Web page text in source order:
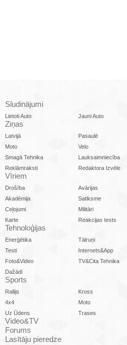
Sludinājumi
Lietoti Auto Jauni Auto
Ziņas
Latvijā Pasaulē
Moto
Velo
Smagā Tehnika
Lauksaimniecība
Reklāmraksti
Redaktora Izvēle
Vīriem
Drošība Avārijas
Akadēmija
Satiksme
Ceļojumi
Militāri
Karte
Reakcijas tests
Tehnoloģijas
Enerģētika Tālruņi
Testi
Internets&App
Foto&Video
TV&Cita Tehnika
Dažādi
Sports
Rallijs Kross
4x4
Moto
Uz Ūdens
Trases
Video&TV
Forums
Lasītāju pieredze